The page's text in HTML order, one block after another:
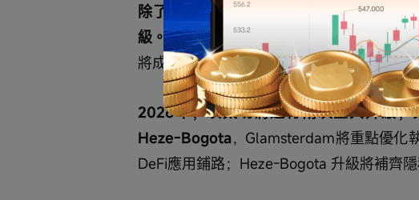
除了RWA的爆發之外，投資者可關注質
級。目前的以太坊現貨ETF不支持質押，一
將成爲一種年化收益3-4%的美元計價資產
2026年，以太坊將進行兩次重大升級
Heze-Bogota，Glamsterdam將重點優化
DeFi應用鋪路；Heze-Bogota 升級將補齊